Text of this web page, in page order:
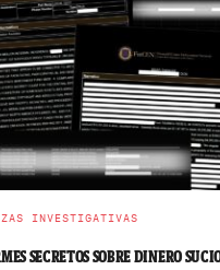
INVESTIGATIVAS
SECRETOS SOBRE DINERO